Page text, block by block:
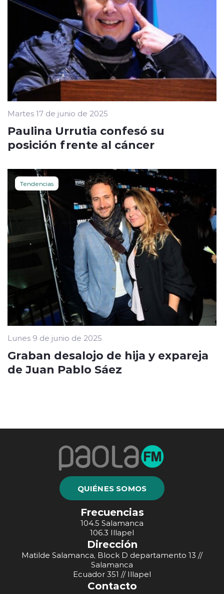
Martes 17 de junio de 2025
Paulina Urrutia confesó su
posición frente al cáncer
Tendencias
Lunes 9 de junio de 2025
Graban desalojo de hija y expareja
de Juan Pablo Sáez
QUIÉNES SOMOS
Frecuencias
104.5 Salamanca
106.3 Illapel
Dirección
Matilde Salamanca, Block D departamento 13 //
Salamanca
Ecuador 351 // Illapel
Contacto